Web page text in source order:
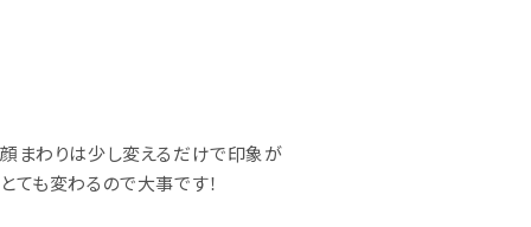
顔まわりは少し変えるだけで印象が
とても変わるので大事です！